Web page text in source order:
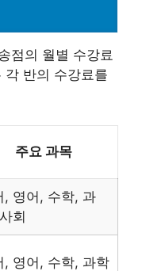
점의 월별 수강료
각 반의 수강료를
주요 과목
, 영어, 수학, 과
회
, 영어, 수학, 과학